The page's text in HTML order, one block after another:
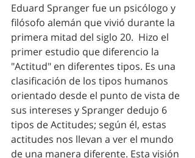
Eduard Spranger fue un psicólogo y
filósofo alemán que vivió durante la
primera mitad del siglo 20.  Hizo el
primer estudio que diferencio la
"Actitud" en diferentes tipos. Es una
clasificación de los tipos humanos
orientado desde el punto de vista de
sus intereses y Spranger dedujo 6
tipos de Actitudes; según él, estas
actitudes nos llevan a ver el mundo
de una manera diferente. Esta visión